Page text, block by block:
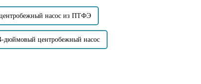
насос из ПТФЭ
дюймовый центробежный насос